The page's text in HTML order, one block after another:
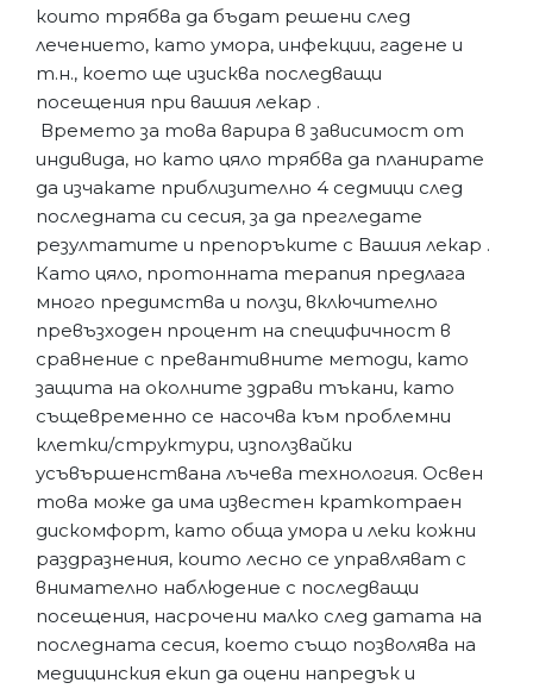
които трябва да бъдат решени след
лечението, като умора, инфекции, гадене и
т.н., което ще изисква последващи
посещения при вашия лекар .
Времето за това варира в зависимост от
индивида, но като цяло трябва да планирате
да изчакате приблизително 4 седмици след
последната си сесия, за да прегледате
резултатите и препоръките с Вашия лекар .
Като цяло, протонната терапия предлага
много предимства и ползи, включително
превъзходен процент на специфичност в
сравнение с превантивните методи, като
защита на околните здрави тъкани, като
същевременно се насочва към проблемни
клетки/структури, използвайки
усъвършенствана лъчева технология. Освен
това може да има известен краткотраен
дискомфорт, като обща умора и леки кожни
раздразнения, които лесно се управляват с
внимателно наблюдение с последващи
посещения, насрочени малко след датата на
последната сесия, което също позволява на
медицинския екип да оцени напредък и